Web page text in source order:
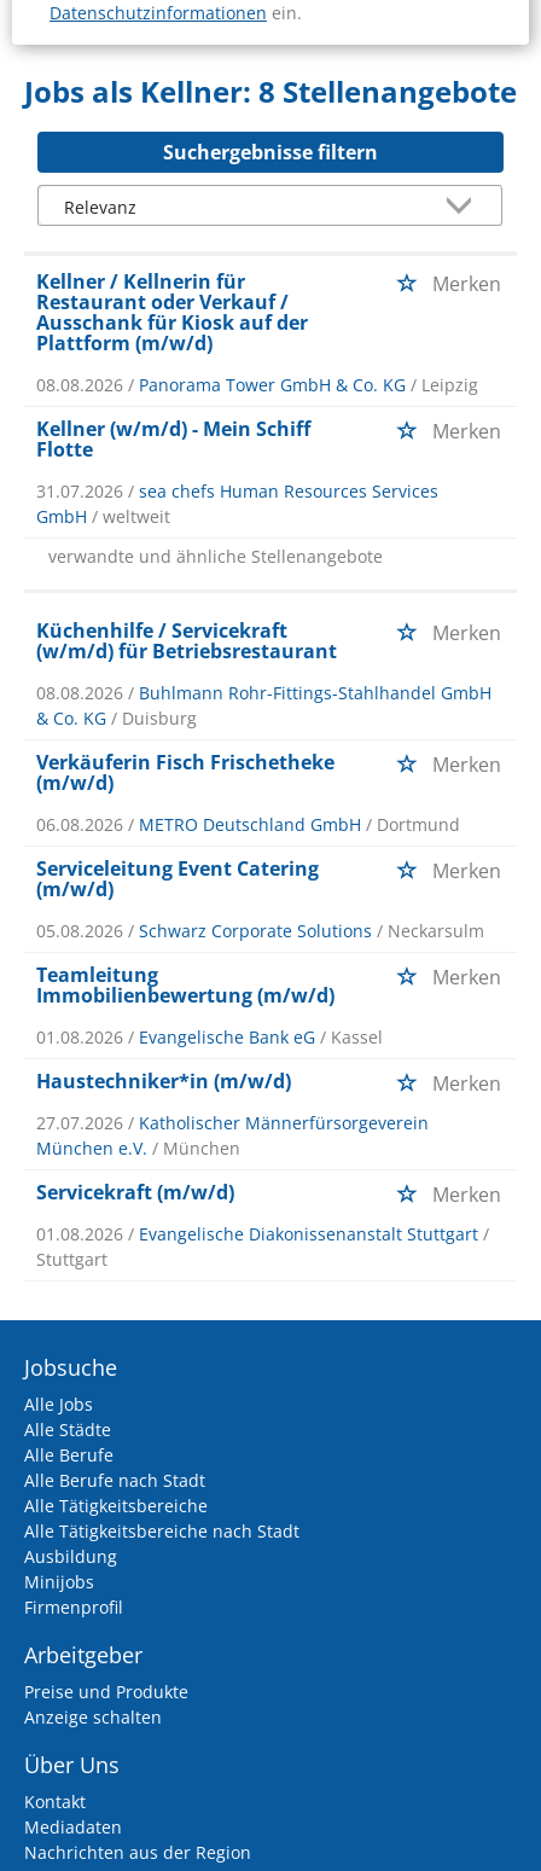
Datenschutzinformationen ein.
Jobs als Kellner: 8 Stellenangebote
Suchergebnisse filtern
Kellner / Kellnerin für
Restaurant oder Verkauf /
Ausschank für Kiosk auf der
Plattform (m/w/d)
Merken
08.08.2026 / Panorama Tower GmbH & Co. KG / Leipzig
Kellner (w/m/d) - Mein Schiff
Flotte
Merken
31.07.2026 / sea chefs Human Resources Services
GmbH / weltweit
verwandte und ähnliche Stellenangebote
Küchenhilfe / Servicekraft
(w/m/d) für Betriebsrestaurant
Merken
08.08.2026 / Buhlmann Rohr-Fittings-Stahlhandel GmbH
& Co. KG / Duisburg
Verkäuferin Fisch Frischetheke
(m/w/d)
Merken
06.08.2026 / METRO Deutschland GmbH / Dortmund
Serviceleitung Event Catering
(m/w/d)
Merken
05.08.2026 / Schwarz Corporate Solutions / Neckarsulm
Teamleitung
Immobilienbewertung (m/w/d)
Merken
01.08.2026 / Evangelische Bank eG / Kassel
Haustechniker*in (m/w/d) Merken
27.07.2026 / Katholischer Männerfürsorgeverein
München e.V. / München
Servicekraft (m/w/d) Merken
01.08.2026 / Evangelische Diakonissenanstalt Stuttgart /
Stuttgart
Jobsuche
Alle Jobs
Alle Städte
Alle Berufe
Alle Berufe nach Stadt
Alle Tätigkeitsbereiche
Alle Tätigkeitsbereiche nach Stadt
Ausbildung
Minijobs
Firmenprofil
Arbeitgeber
Preise und Produkte
Anzeige schalten
Über Uns
Kontakt
Mediadaten
Nachrichten aus der Region